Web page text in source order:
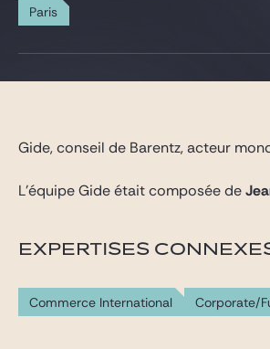
Gide Pro Bono et RSE
Paris
Gide, conseil de Barentz, acteur
L’équipe Gide était composée de
EXPERTISES
Commerce International Corporate/